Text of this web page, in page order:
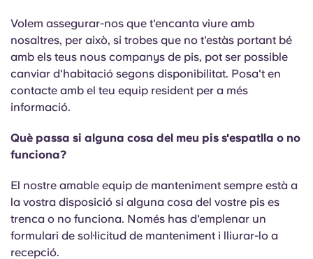
Volem assegurar-nos que t'encanta viure amb
nosaltres, per això, si trobes que no t'estàs portant bé
amb els teus nous companys de pis, pot ser possible
canviar d'habitació segons disponibilitat. Posa't en
contacte amb el teu equip resident per a més
informació.
Què passa si alguna cosa del meu pis s'espatlla o no
funciona?
El nostre amable equip de manteniment sempre està a
la vostra disposició si alguna cosa del vostre pis es
trenca o no funciona. Només has d'emplenar un
formulari de sol·licitud de manteniment i lliurar-lo a
recepció.